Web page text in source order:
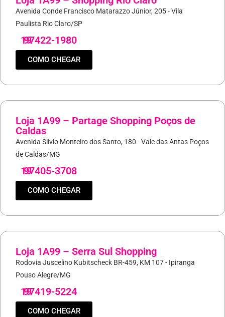
Avenida Conde Francisco Matarazzo Júnior, 205 - Vila
Paulista Rio Claro/SP
19
97422-1980
COMO CHEGAR
Loja 1A99 – Partage Shopping Poços de
Caldas
Avenida Silvio Monteiro dos Santo, 180 - Vale das Antas Poços
de Caldas/MG
19
97405-3708
COMO CHEGAR
Loja 1A99 – Serra Sul Shopping
Rodovia Juscelino Kubitscheck BR-459, KM 107 - Ipiranga
Pouso Alegre/MG
19
97419-5224
COMO CHEGAR